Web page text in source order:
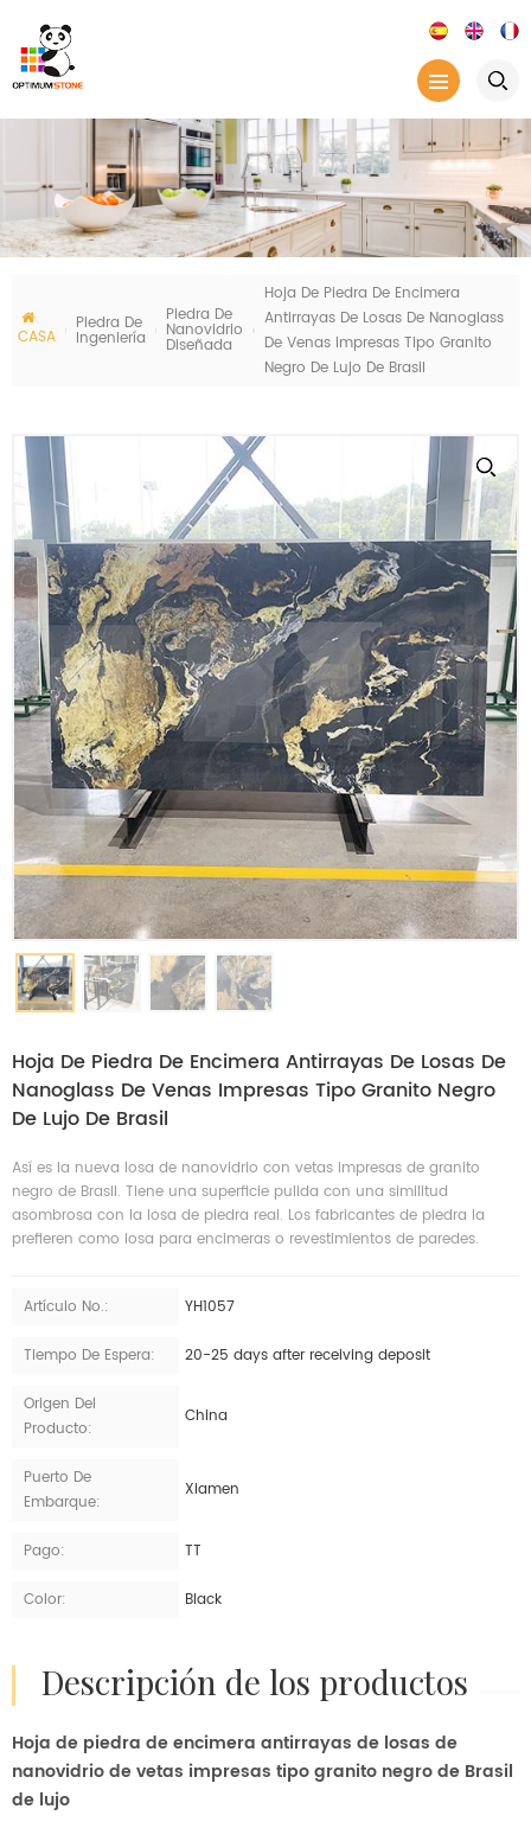
CASA
Piedra De
Ingeniería
Piedra De
Nanovidrio
Diseñada
Hoja De Piedra De Encimera
Antirrayas De Losas De Nanoglass
De Venas Impresas Tipo Granito
Negro De Lujo De Brasil
Hoja De Piedra De Encimera Antirrayas De Losas De
Nanoglass De Venas Impresas Tipo Granito Negro
De Lujo De Brasil
Así es la nueva losa de nanovidrio con vetas impresas de granito
negro de Brasil. Tiene una superficie pulida con una similitud
asombrosa con la losa de piedra real. Los fabricantes de piedra la
prefieren como losa para encimeras o revestimientos de paredes.
Artículo No.: YH1057
Tiempo De Espera: 20-25 days after receiving deposit
Origen Del
Producto:
China
Puerto De
Embarque:
Xiamen
Pago: TT
Color: Black
descripción de los productos
Hoja de piedra de encimera antirrayas de losas de
nanovidrio de vetas impresas tipo granito negro de Brasil
de lujo